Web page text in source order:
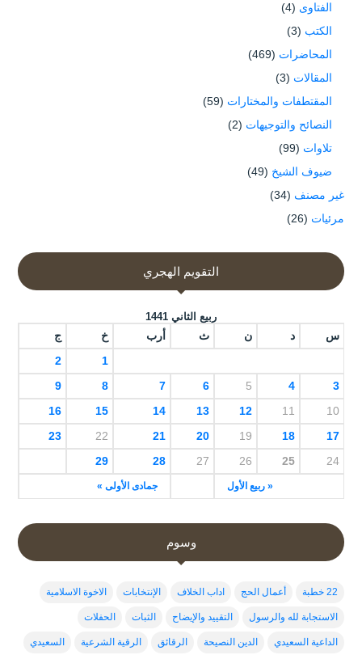
الفتاوى (4)
الكتب (3)
المحاضرات (469)
المقالات (3)
المقتطفات والمختارات (59)
النصائح والتوجيهات (2)
تلاوات (99)
ضيوف الشيخ (49)
غير مصنف (34)
مرئيات (26)
التقويم الهجري
ربيع الثاني 1441
س د ن ث أرب خ ج
« ربيع الأول جمادى الأولى »
1
2
3
4
5
6
7
8
9
10
11
12
13
14
15
16
17
18
19
20
21
22
23
24
25
26
27
28
29
وسوم
22 خطبة أعمال الحج اداب الخلاف الإنتخابات الاخوة الاسلامية
الاستجابة لله والرسول التقييد والإيضاح الثبات الحفلات
الداعية السعيدي الدين النصيحة الرقائق الرقية الشرعية السعيدي